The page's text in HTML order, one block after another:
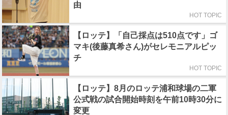
由
HOT TOPIC
【ロッテ】「自己採点は510点です」ゴ
マキ(後藤真希さん)がセレモニアルピッ
チ
HOT TOPIC
【ロッテ】8月のロッテ浦和球場の二軍
公式戦の試合開始時刻を午前10時30分に
変更